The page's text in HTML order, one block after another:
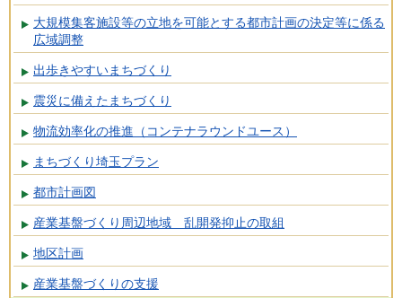
大規模集客施設等の立地を可能とする都市計画の決定等に係る
広域調整
出歩きやすいまちづくり
震災に備えたまちづくり
物流効率化の推進（コンテナラウンドユース）
まちづくり埼玉プラン
都市計画図
産業基盤づくり周辺地域 乱開発抑止の取組
地区計画
産業基盤づくりの支援